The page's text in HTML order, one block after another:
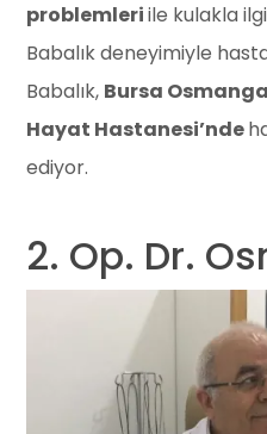
problemleriile kulakla
Babalık deneyimiyle
Babalık, Bursa
Hayat Hastanesi’nde
ediyor.
2. Op. Dr.